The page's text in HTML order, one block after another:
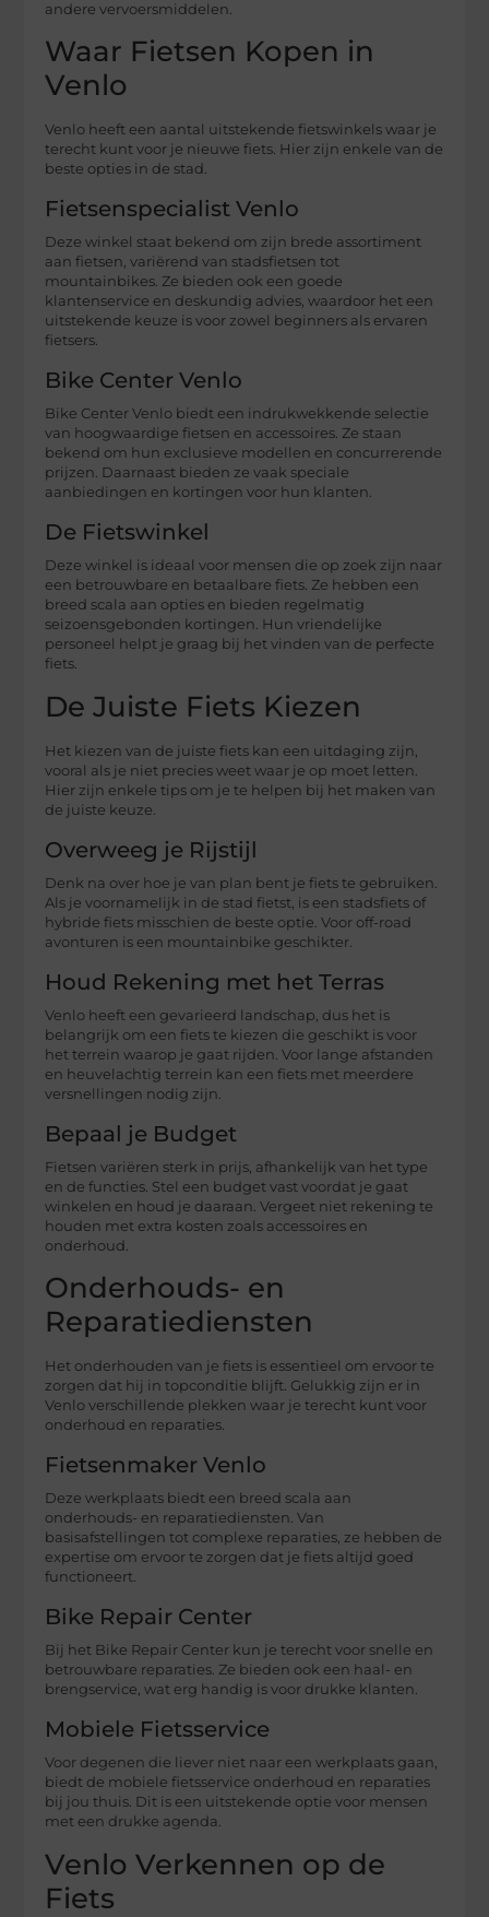
andere vervoersmiddelen.
Waar Fietsen Kopen in
Venlo
Venlo heeft een aantal uitstekende fietswinkels waar je
terecht kunt voor je nieuwe fiets. Hier zijn enkele van de
beste opties in de stad.
Fietsenspecialist Venlo
Deze winkel staat bekend om zijn brede assortiment
aan fietsen, variërend van stadsfietsen tot
mountainbikes. Ze bieden ook een goede
klantenservice en deskundig advies, waardoor het een
uitstekende keuze is voor zowel beginners als ervaren
fietsers.
Bike Center Venlo
Bike Center Venlo biedt een indrukwekkende selectie
van hoogwaardige fietsen en accessoires. Ze staan
bekend om hun exclusieve modellen en concurrerende
prijzen. Daarnaast bieden ze vaak speciale
aanbiedingen en kortingen voor hun klanten.
De Fietswinkel
Deze winkel is ideaal voor mensen die op zoek zijn naar
een betrouwbare en betaalbare fiets. Ze hebben een
breed scala aan opties en bieden regelmatig
seizoensgebonden kortingen. Hun vriendelijke
personeel helpt je graag bij het vinden van de perfecte
fiets.
De Juiste Fiets Kiezen
Het kiezen van de juiste fiets kan een uitdaging zijn,
vooral als je niet precies weet waar je op moet letten.
Hier zijn enkele tips om je te helpen bij het maken van
de juiste keuze.
Overweeg je Rijstijl
Denk na over hoe je van plan bent je fiets te gebruiken.
Als je voornamelijk in de stad fietst, is een stadsfiets of
hybride fiets misschien de beste optie. Voor off-road
avonturen is een mountainbike geschikter.
Houd Rekening met het Terras
Venlo heeft een gevarieerd landschap, dus het is
belangrijk om een fiets te kiezen die geschikt is voor
het terrein waarop je gaat rijden. Voor lange afstanden
en heuvelachtig terrein kan een fiets met meerdere
versnellingen nodig zijn.
Bepaal je Budget
Fietsen variëren sterk in prijs, afhankelijk van het type
en de functies. Stel een budget vast voordat je gaat
winkelen en houd je daaraan. Vergeet niet rekening te
houden met extra kosten zoals accessoires en
onderhoud.
Onderhouds- en
Reparatiediensten
Het onderhouden van je fiets is essentieel om ervoor te
zorgen dat hij in topconditie blijft. Gelukkig zijn er in
Venlo verschillende plekken waar je terecht kunt voor
onderhoud en reparaties.
Fietsenmaker Venlo
Deze werkplaats biedt een breed scala aan
onderhouds- en reparatiediensten. Van
basisafstellingen tot complexe reparaties, ze hebben de
expertise om ervoor te zorgen dat je fiets altijd goed
functioneert.
Bike Repair Center
Bij het Bike Repair Center kun je terecht voor snelle en
betrouwbare reparaties. Ze bieden ook een haal- en
brengservice, wat erg handig is voor drukke klanten.
Mobiele Fietsservice
Voor degenen die liever niet naar een werkplaats gaan,
biedt de mobiele fietsservice onderhoud en reparaties
bij jou thuis. Dit is een uitstekende optie voor mensen
met een drukke agenda.
Venlo Verkennen op de
Fiets